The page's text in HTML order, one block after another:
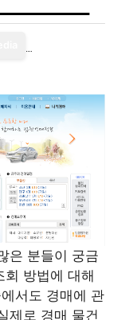
은 분들이 궁금
방법에 대해
서도 경매에 관
제로 경매 물건